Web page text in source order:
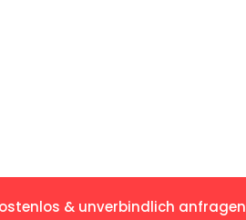
& unverbindlich